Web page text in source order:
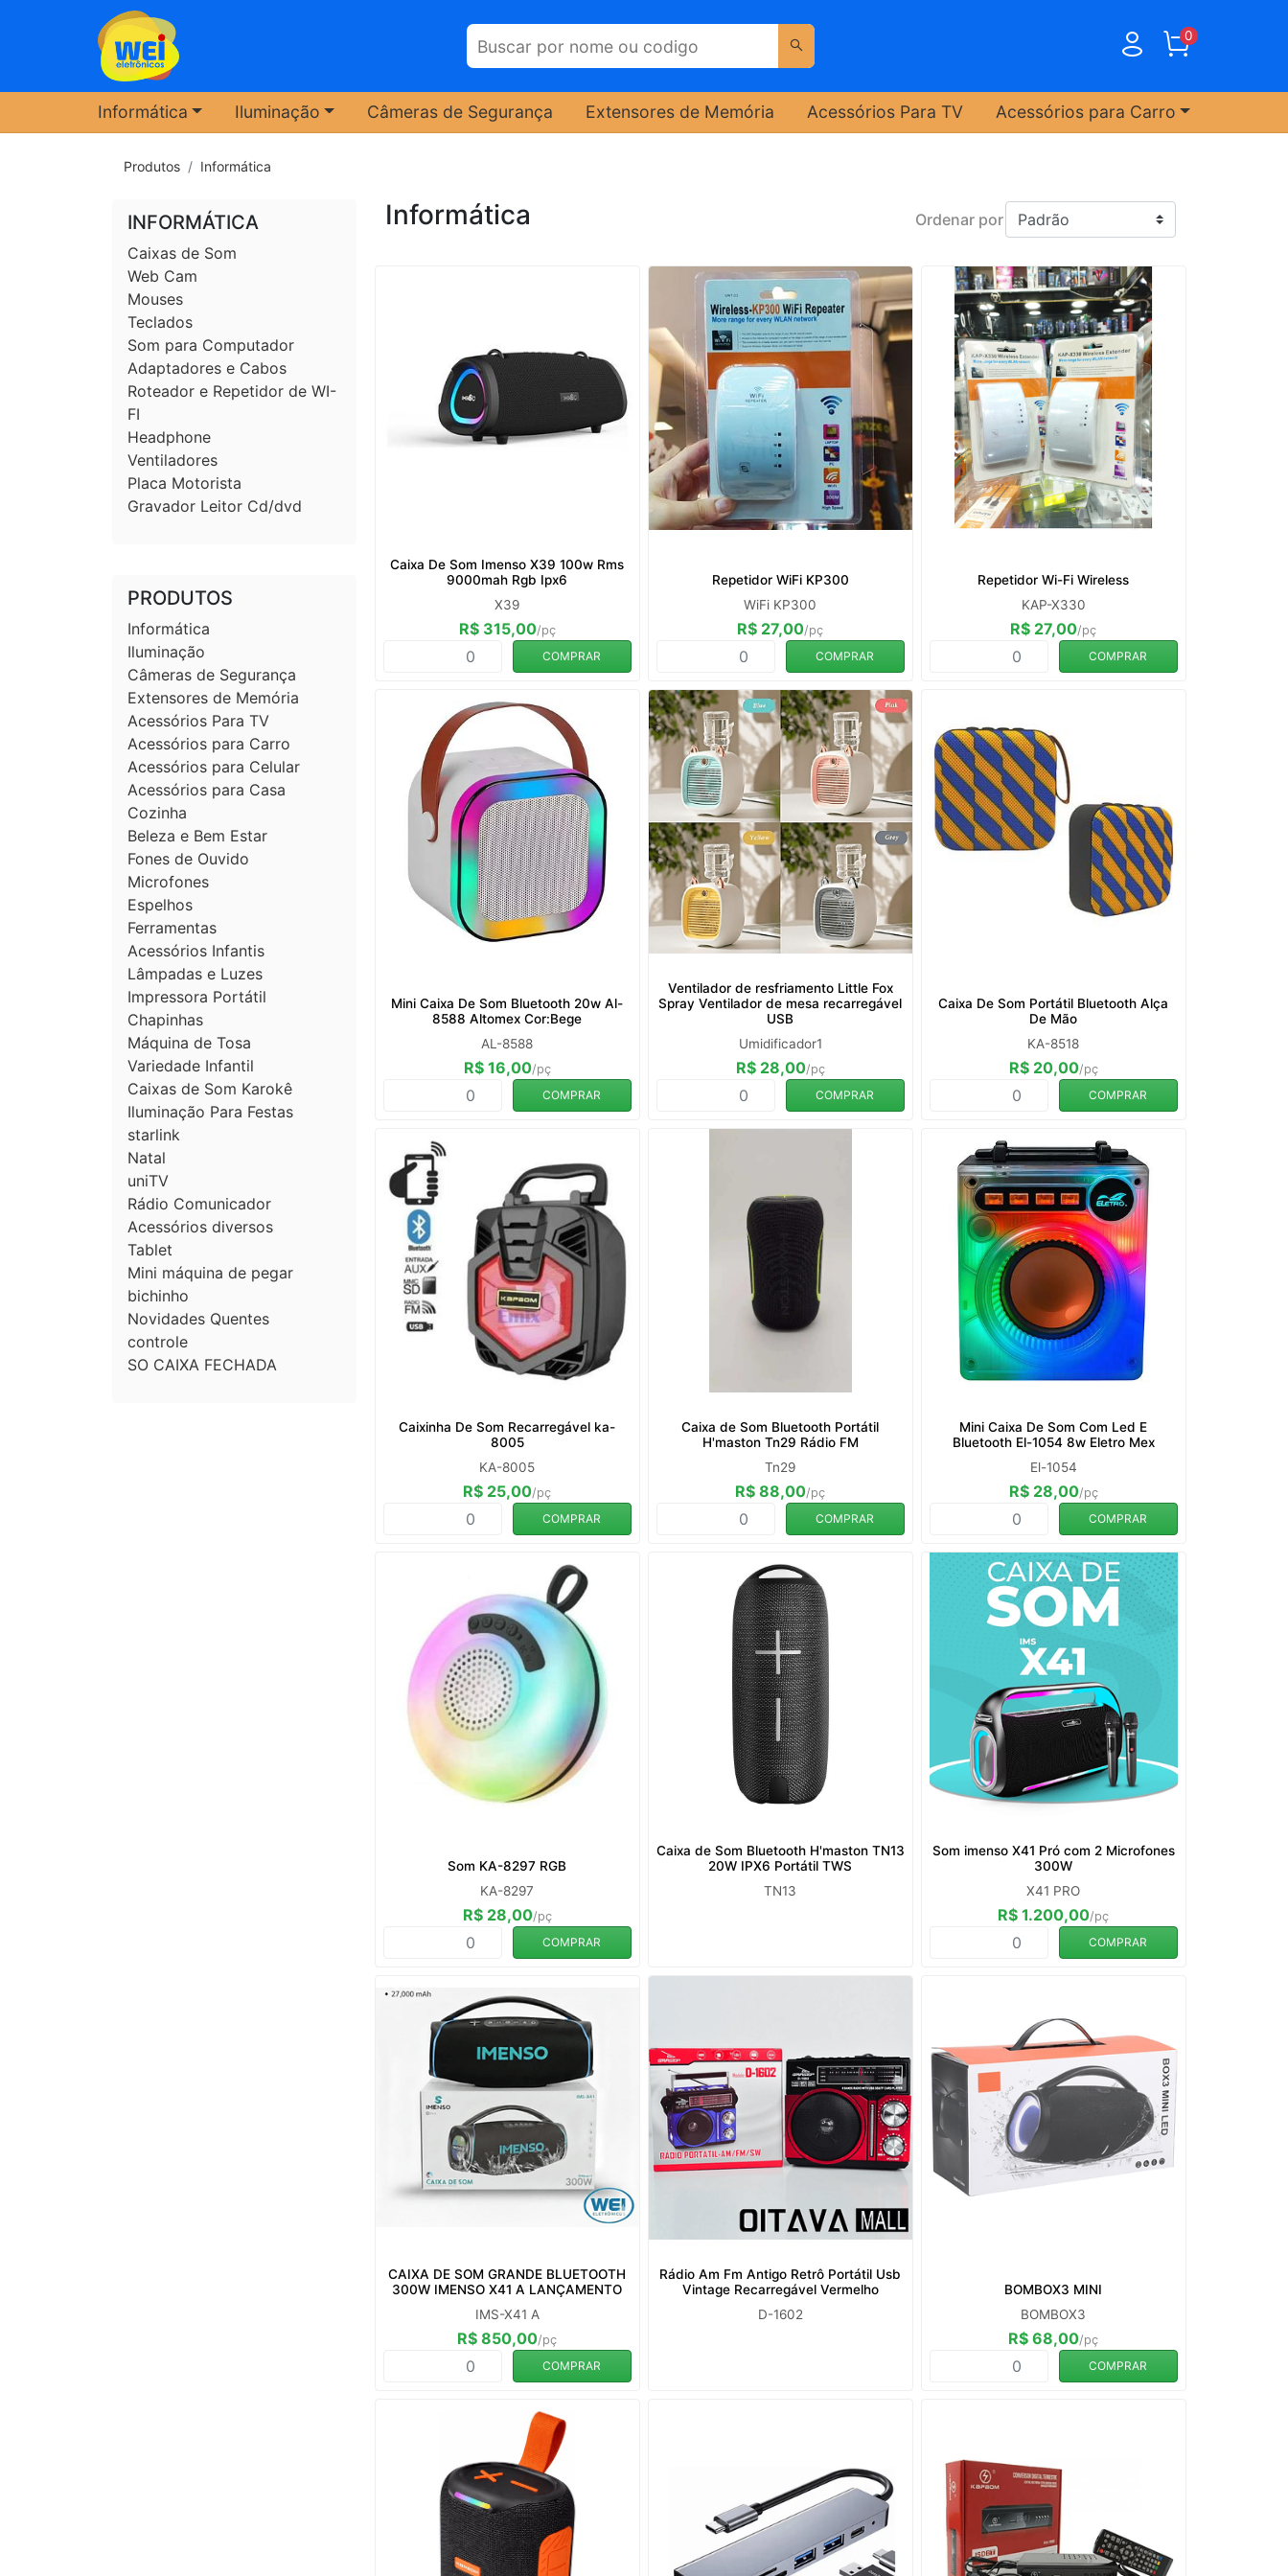
0
Informática Iluminação Câmeras de Segurança Extensores de Memória Acessórios Para TV Acessórios para Carro
Produtos Informática
INFORMÁTICA
Caixas de Som
Web Cam
Mouses
Teclados
Som para Computador
Adaptadores e Cabos
Roteador e Repetidor de WI-
FI
Headphone
Ventiladores
Placa Motorista
Gravador Leitor Cd/dvd
PRODUTOS
Informática
Iluminação
Câmeras de Segurança
Extensores de Memória
Acessórios Para TV
Acessórios para Carro
Acessórios para Celular
Acessórios para Casa
Cozinha
Beleza e Bem Estar
Fones de Ouvido
Microfones
Espelhos
Ferramentas
Acessórios Infantis
Lâmpadas e Luzes
Impressora Portátil
Chapinhas
Máquina de Tosa
Variedade Infantil
Caixas de Som Karokê
Iluminação Para Festas
starlink
Natal
uniTV
Rádio Comunicador
Acessórios diversos
Tablet
Mini máquina de pegar
bichinho
Novidades Quentes
controle
SO CAIXA FECHADA
Informática Ordenar por
Caixa De Som Imenso X39 100w Rms
9000mah Rgb Ipx6
X39
R$ 315,00/pç
COMPRAR
Repetidor WiFi KP300
WiFi KP300
R$ 27,00/pç
COMPRAR
Repetidor Wi-Fi Wireless
KAP-X330
R$ 27,00/pç
COMPRAR
Mini Caixa De Som Bluetooth 20w Al-
8588 Altomex Cor:Bege
AL-8588
R$ 16,00/pç
COMPRAR
Ventilador de resfriamento Little Fox
Spray Ventilador de mesa recarregável
USB
Umidificador1
R$ 28,00/pç
COMPRAR
Caixa De Som Portátil Bluetooth Alça
De Mão
KA-8518
R$ 20,00/pç
COMPRAR
Caixinha De Som Recarregável ka-
8005
KA-8005
R$ 25,00/pç
COMPRAR
Caixa de Som Bluetooth Portátil
H'maston Tn29 Rádio FM
Tn29
R$ 88,00/pç
COMPRAR
Mini Caixa De Som Com Led E
Bluetooth El-1054 8w Eletro Mex
El-1054
R$ 28,00/pç
COMPRAR
Som KA-8297 RGB
KA-8297
R$ 28,00/pç
COMPRAR
Caixa de Som Bluetooth H'maston TN13
20W IPX6 Portátil TWS
TN13
Som imenso X41 Pró com 2 Microfones
300W
X41 PRO
R$ 1.200,00/pç
COMPRAR
CAIXA DE SOM GRANDE BLUETOOTH
300W IMENSO X41 A LANÇAMENTO
IMS-X41 A
R$ 850,00/pç
COMPRAR
Rádio Am Fm Antigo Retrô Portátil Usb
Vintage Recarregável Vermelho
D-1602
BOMBOX3 MINI
BOMBOX3
R$ 68,00/pç
COMPRAR